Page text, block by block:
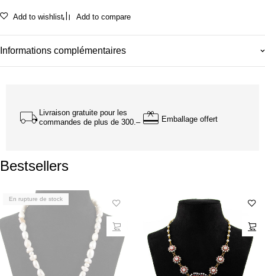
Add to wishlist Add to compare
Informations complémentaires
Livraison gratuite pour les
commandes de plus de 300.–
Emballage offert
Bestsellers
En rupture de stock